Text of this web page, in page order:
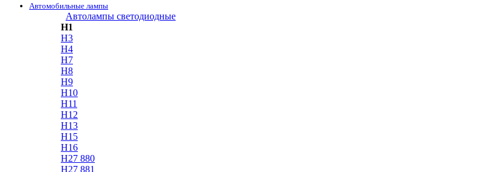
Автомобильные лампы
Автолампы светодиодные
H1
H3
H4
H7
H8
H9
H10
H11
H12
H13
H15
H16
H27 880
H27 881